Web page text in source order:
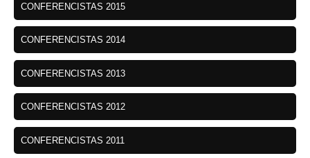
CONFERENCISTAS 2015
CONFERENCISTAS 2014
CONFERENCISTAS 2013
CONFERENCISTAS 2012
CONFERENCISTAS 2011